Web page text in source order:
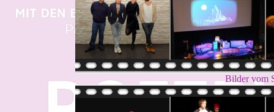
Bilder vom